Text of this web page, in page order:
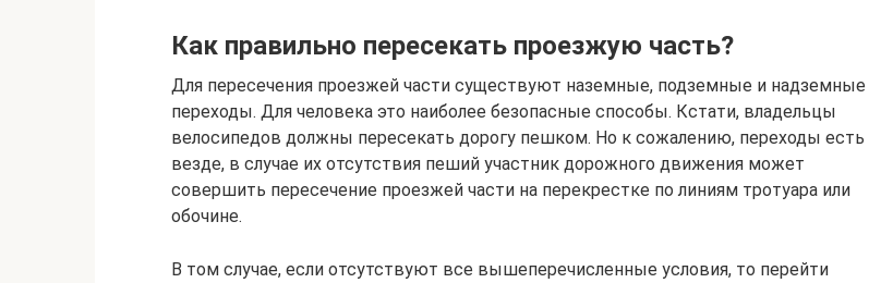
Как правильно пересекать проезжую часть?
Для пересечения проезжей части существуют наземные, подземные и надземные
переходы. Для человека это наиболее безопасные способы. Кстати, владельцы
велосипедов должны пересекать дорогу пешком. Но к сожалению, переходы есть
везде, в случае их отсутствия пеший участник дорожного движения может
совершить пересечение проезжей части на перекрестке по линиям тротуара или
обочине.
В том случае, если отсутствуют все вышеперечисленные условия, то перейти